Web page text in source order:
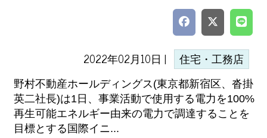
2022年02月10日 | 住宅・工務店
野村不動産ホールディングス(東京都新宿区、沓掛
英二社長)は1日、事業活動で使用する電力を100%
再生可能エネルギー由来の電力で調達することを
目標とする国際イニ...